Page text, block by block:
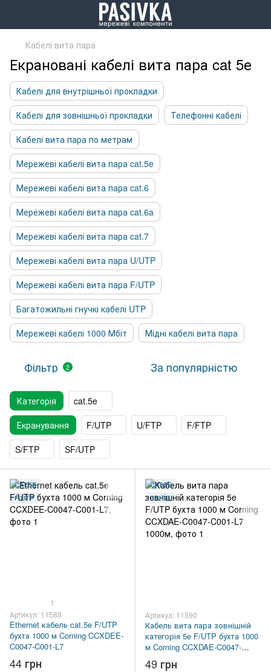
Кабелі вита пара
Екрановані кабелі вита пара cat 5е
Кабелі для внутрішньої прокладки
Кабелі для зовнішньої прокладки
Телефонні кабелі
Кабелі вита пара по метрам
Мережеві кабелі вита пара cat.5e
Мережеві кабелі вита пара cat.6
Мережеві кабелі вита пара cat.6a
Мережеві кабелі вита пара cat.7
Мережеві кабелі вита пара U/UTP
Мережеві кабелі вита пара F/UTP
Багатожильні гнучкі кабелі UTP
Мережеві кабелі 1000 Мбіт
Мідні кабелі вита пара
Фільтр 2 За популярністю
Категорія
cat.5e
Екранування
F/UTP U/FTP
F/FTP
S/FTP
SF/UTP
CAT.5E
F/UTP
1
Артикул: 11588
Ethernet кабель cat.5e F/UTP
бухта 1000 м Corning CCXDEE-
C0047-C001-L7
44 грн
CAT.5E
F/UTP
Артикул: 11590
Кабель вита пара зовнішній
категорія 5e F/UTP бухта 1000
м Corning CCXDAE-C0047-
C001-L7 1000м
49 грн